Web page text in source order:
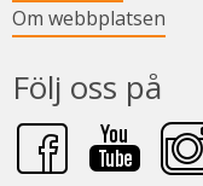
Om webbplatsen
Följ oss på